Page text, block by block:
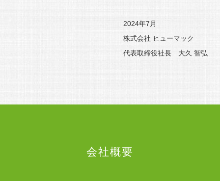
2024年7月
株式会社 ヒューマック
代表取締役社長 大久 智弘
会社概要